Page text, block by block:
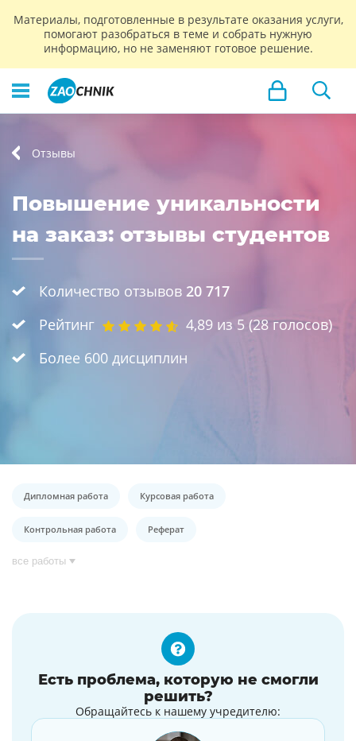
Материалы, подготовленные в результате оказания услуги,
помогают разобраться в теме и собрать нужную
информацию, но не заменяют готовое решение.
Отзывы
Повышение уникальности
на заказ: отзывы студентов
Количество отзывов 20 717
Рейтинг
4,89 из 5 (28голосов)
Более 600 дисциплин
Дипломная работа Курсовая работа
Контрольная работа Реферат
все работы
Есть проблема, которую не смогли
решить?
Обращайтесь к нашему учредителю: